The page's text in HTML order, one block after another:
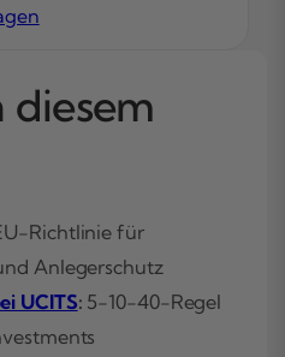
diesem
Richtlinie für
Anlegerschutz
UCITS: 5-10-40-Regel